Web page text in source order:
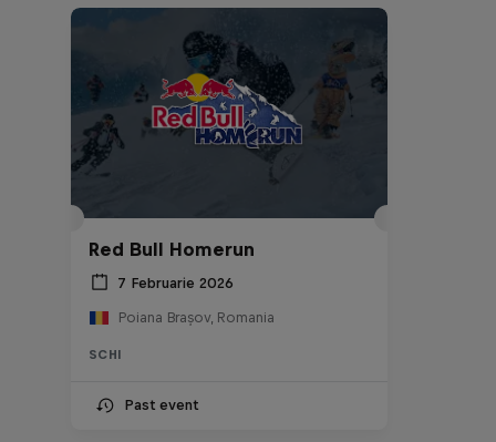
Red Bull Homerun
7 Februarie 2026
Poiana Brașov, Romania
SCHI
Past event